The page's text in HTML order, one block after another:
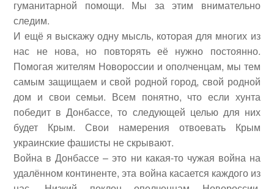
гуманитарной помощи. Мы за этим внимательно
следим.
И ещё я выскажу одну мысль, которая для многих из
нас не нова, но повторять её нужно постоянно.
Помогая жителям Новороссии и ополченцам, мы тем
самым защищаем и свой родной город, свой родной
дом и свои семьи. Всем понятно, что если хунта
победит в Донбассе, то следующей целью для них
будет Крым. Свои намерения отвоевать Крым
украинские фашисты не скрывают.
Война в Донбассе – это ни какая-то чужая война на
удалённом континенте, эта война касается каждого из